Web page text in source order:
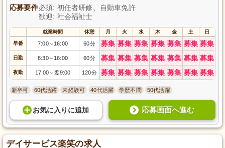
応募要件必須: 初任者研修、自動車免許
歓迎: 社会福祉士
就業時間 休憩 月 火 水 木 金 土 日
早番 7:00～ 16:00 60分 募集 募集 募集 募集 募集 募集 募集
日勤 8:30～ 16:00 60分 募集 募集 募集 募集 募集 募集 募集
夜勤 17:00～ 翌9:00 120分 募集 募集 募集 募集 募集 募集 募集
新卒可 60代活躍 未経験可 40代活躍 学歴不問 50代活躍
お気に入り に追加 応募画面へ進む
デイサービス楽笑の求人